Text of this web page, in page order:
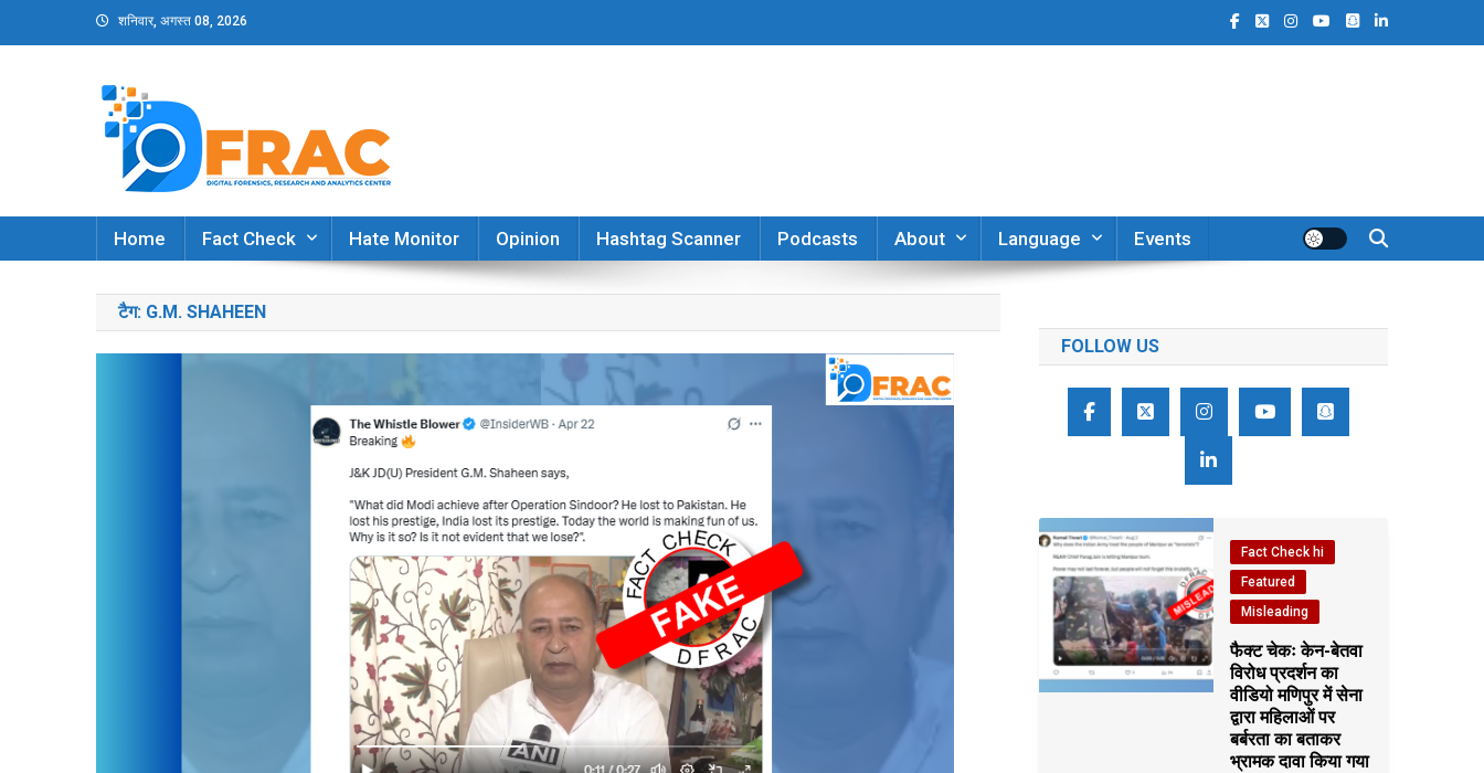
to
शनिवार, अगस्त 08, 2026
DFRAC_ORG
Digital Forensics, Research and Analytics Center
Home
Fact Check Hate Monitor Opinion Hashtag Scanner Podcasts About Language Events
टैग: G.M. SHAHEEN
FOLLOW US
Fact Check hi
Featured
Misleading
फैक्ट चेकः केन-बेतवा
विरोध प्रदर्शन का
वीडियो मणिपुर में सेना
द्वारा महिलाओं पर
बर्बरता का बताकर
भ्रामक दावा किया गया